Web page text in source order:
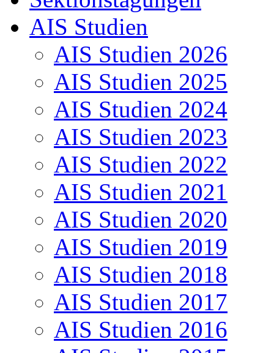
AIS Studien
AIS Studien 2026
AIS Studien 2025
AIS Studien 2024
AIS Studien 2023
AIS Studien 2022
AIS Studien 2021
AIS Studien 2020
AIS Studien 2019
AIS Studien 2018
AIS Studien 2017
AIS Studien 2016